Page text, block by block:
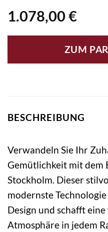
1.078,00 €
ZUM
BESCHREIBUNG
Verwandeln Sie Ihr
Gemütlichkeit mit dem
Stockholm. Dieser
modernste
Design und schafft
Atmosphäre in jedem